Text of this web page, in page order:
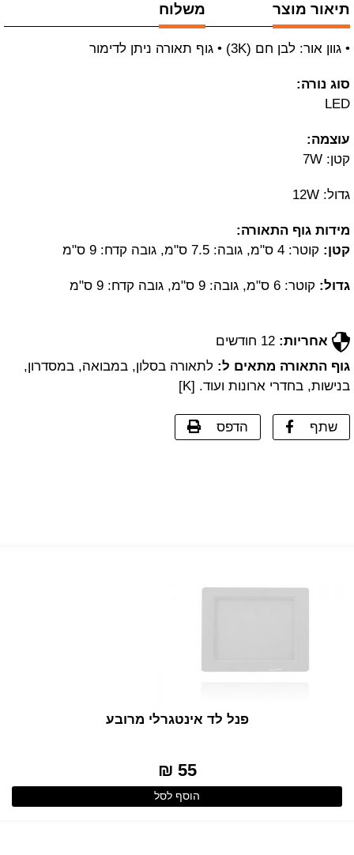
תיאור מוצר משלוח
• גוון אור: לבן חם (3K) • גוף תאורה ניתן לדימור
סוג נורה:
LED
עוצמה:
קטן: 7W
גדול: 12W
מידות גוף התאורה:
קטן: קוטר: 4 ס"מ, גובה: 7.5 ס"מ, גובה קדח: 9 ס"מ
גדול: קוטר: 6 ס"מ, גובה: 9 ס"מ, גובה קדח: 9 ס"מ
אחריות:
גוף התאורה מתאים ל: לתאורה בסלון, במבואה, במסדרון,
בנישות, בחדרי ארונות ועוד. [K]
שתף הדפס
פנל לד אינטגרלי מרובע
55 ₪
הוסף לסל